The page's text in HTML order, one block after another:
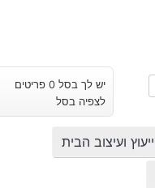
יש לך בסל 0 פריטים
לצפיה בסל
ייעוץ ועיצוב הבית